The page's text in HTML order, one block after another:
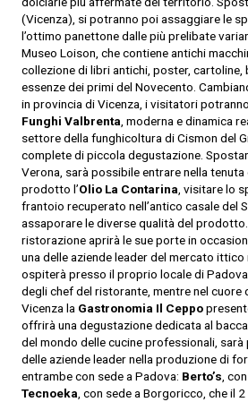
(Vicenza), si potranno poi assaggiare le
l’ottimo panettone dalle più prelibate
Museo Loison, che contiene antichi
collezione di libri antichi, poster,
essenze dei primi del Novecento.
in provincia di Vicenza, i visitatori
Funghi Valbrenta, moderna e dinamica
settore della funghicoltura di Cismon del
complete di piccola degustazione.
Verona, sarà possibile entrare nella tenuta
prodotto l’Olio La Contarina, visitare lo
frantoio recuperato nell’antico casale del
assaporare le diverse qualità del
ristorazione aprirà le sue porte in
una delle aziende leader del mercato ittico
ospiterà presso il proprio locale di
degli chef del ristorante, mentre nel
Vicenza la Gastronomia Il Ceppo
offrirà una degustazione dedicata al
del mondo delle cucine professionali,
delle aziende leader nella produzione di
entrambe con sede a Padova: Berto’s,
Tecnoeka, con sede a Borgoricco, che il